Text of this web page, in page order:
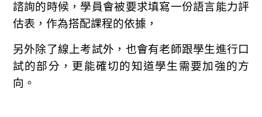
諮詢的時候，學員會被要求填寫一份語言能力評
估表，作為搭配課程的依據，
另外除了線上考試外，也會有老師跟學生進行口
試的部分，更能確切的知道學生需要加強的方
向。